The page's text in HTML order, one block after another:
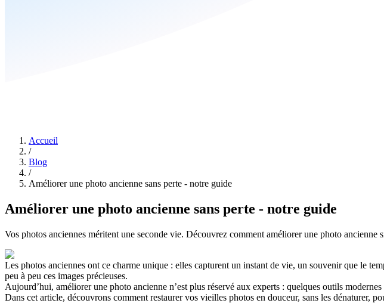
Accueil
/
Blog
/
Améliorer une photo ancienne sans perte - notre guide
Améliorer une photo ancienne sans perte - notre guide
Vos photos anciennes méritent une seconde vie. Découvrez comment améliorer une photo
Les photos anciennes ont ce charme unique : elles capturent un instant de vie, un souvenir que le
peu à peu ces images précieuses.
Aujourd’hui, améliorer une photo ancienne n’est plus réservé aux experts : quelques outils
Dans cet article, découvrons comment restaurer vos vieilles photos en douceur, sans les dénaturer,